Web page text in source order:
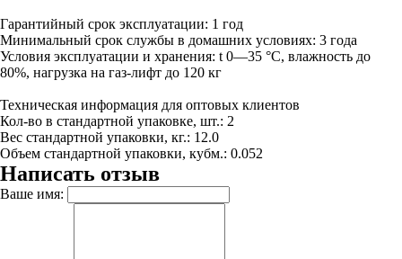
Гарантийный срок эксплуатации: 1 год
Минимальный срок службы в домашних условиях: 3 года
Условия эксплуатации и хранения: t 0—35 °С, влажность до
80%, нагрузка на газ-лифт до 120 кг
Техническая информация для оптовых клиентов
Кол-во в стандартной упаковке, шт.: 2
Вес стандартной упаковки, кг.: 12.0
Объем стандартной упаковки, кубм.: 0.052
Написать отзыв
Ваше имя: